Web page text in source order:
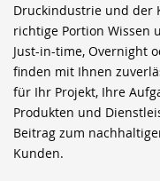
Druckindustrie und der
richtige Portion Wissen
Just-in-time, Overnight
finden mit Ihnen
für Ihr Projekt, Ihre
Produkten und
Beitrag zum
Kunden.